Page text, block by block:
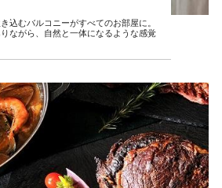
込むバルコニーがすべてのお部屋に。
ながら、自然と一体になるような感覚